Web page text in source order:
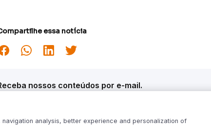
essa notícia
nossos conteúdos por e-mail.
analysis, better experience and personalization of